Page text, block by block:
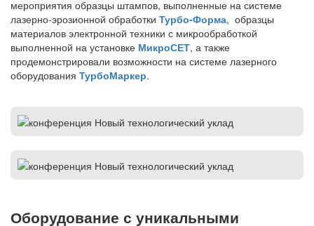
мероприятия образцы штампов, выполненные на системе
лазерно-эрозионной обработки Турбо-Форма, образцы
материалов электронной техники с микрообработкой
выполненной на установке МикроСЕТ, а также
продемонстрировали возможности на системе лазерного
оборудования ТурбоМаркер.
Оборудование с уникальными